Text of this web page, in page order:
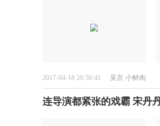
2017-04-18 20:50:41 吴京 小鲜肉
连导演都紧张的戏霸 宋丹